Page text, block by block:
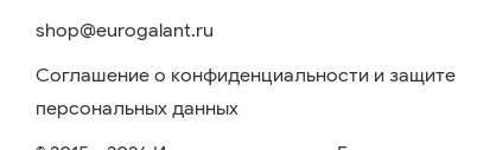
shop@eurogalant.ru
Соглашение о конфиденциальности и защите
персональных данных